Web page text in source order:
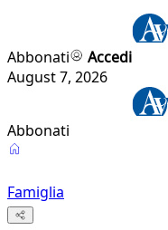
Abbonati
Accedi
August 7, 2026
Abbonati
Famiglia